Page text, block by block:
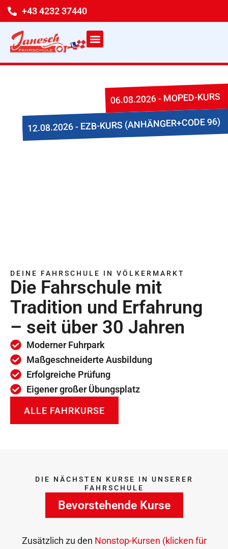
Zum
Inhalt
springen
+43 4232 37440
DEINE FAHRSCHULE IN VÖLKERMARKT
Die Fahrschule mit
Tradition und Erfahrung
– seit über 30 Jahren
Moderner Fuhrpark
Maßgeschneiderte Ausbildung
Erfolgreiche Prüfung
Eigener großer Übungsplatz
ALLE FAHRKURSE
06.08.2026 - MOPED-KURS
12.08.2026 - EZB-KURS (ANHÄNGER+CODE 96)
DIE NÄCHSTEN KURSE IN UNSERER
FAHRSCHULE
Bevorstehende Kurse
Zusätzlich zu den Nonstop-Kursen (klicken für